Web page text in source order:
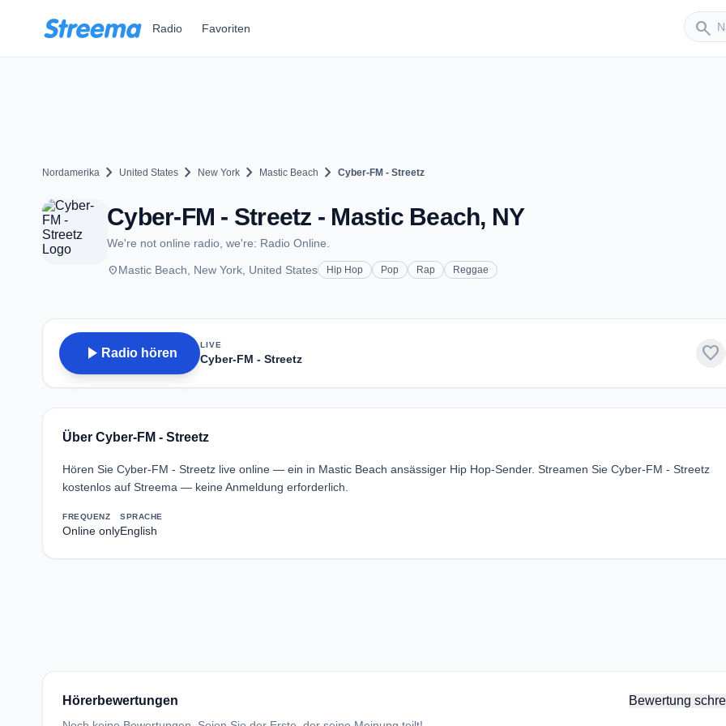
Radio Favoriten search
Nordamerika chevron_right United States chevron_right New York chevron_right Mastic Beach chevron_right Cyber-FM - Streetz
Cyber-FM - Streetz - Mastic Beach, NY
We're not online radio, we're: Radio Online.
placeMastic Beach, New York, United States Hip Hop Pop Rap Reggae
play_arrow Radio hören
LIVE
Cyber-FM - Streetz favorite
Über Cyber-FM - Streetz
Hören Sie Cyber-FM - Streetz live online — ein in Mastic Beach ansässiger Hip Hop-Sender. Streamen Sie Cyber-FM - Streetz
kostenlos auf Streema — keine Anmeldung erforderlich.
FREQUENZ
Online only
SPRACHE
English
Hörerbewertungen Bewertung